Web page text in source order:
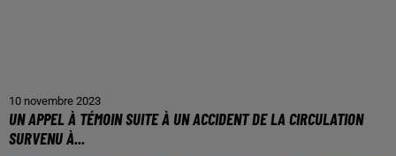
10 novembre 2023
UN APPEL À TÉMOIN SUITE À UN ACCIDENT DE LA CIRCULATION
SURVENU À...